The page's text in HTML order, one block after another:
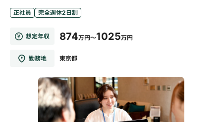
正社員 完全週休2日制
想定年収 874万円～1025万円
勤務地 東京都